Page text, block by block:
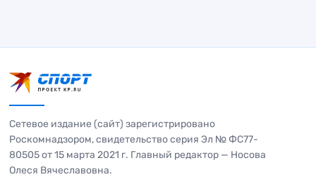
Сетевое издание (сайт) зарегистрировано
Роскомнадзором, свидетельство серия Эл № ФС77-
80505 от 15 марта 2021 г. Главный редактор — Носова
Олеся Вячеславовна.